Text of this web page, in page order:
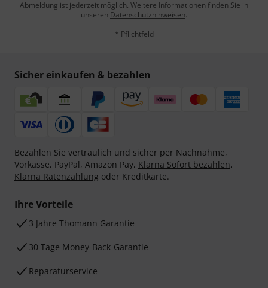
Abmeldung ist jederzeit möglich. Weitere Informationen finden Sie in
unseren Datenschutzhinweisen.
* Pflichtfeld
Sicher einkaufen & bezahlen
Bezahlen Sie vertraulich und sicher per Nachnahme,
Vorkasse, PayPal, Amazon Pay, Klarna Sofort bezahlen,
Klarna Ratenzahlung oder Kreditkarte.
Ihre Vorteile
3 Jahre Thomann Garantie
30 Tage Money-Back-Garantie
Reparaturservice